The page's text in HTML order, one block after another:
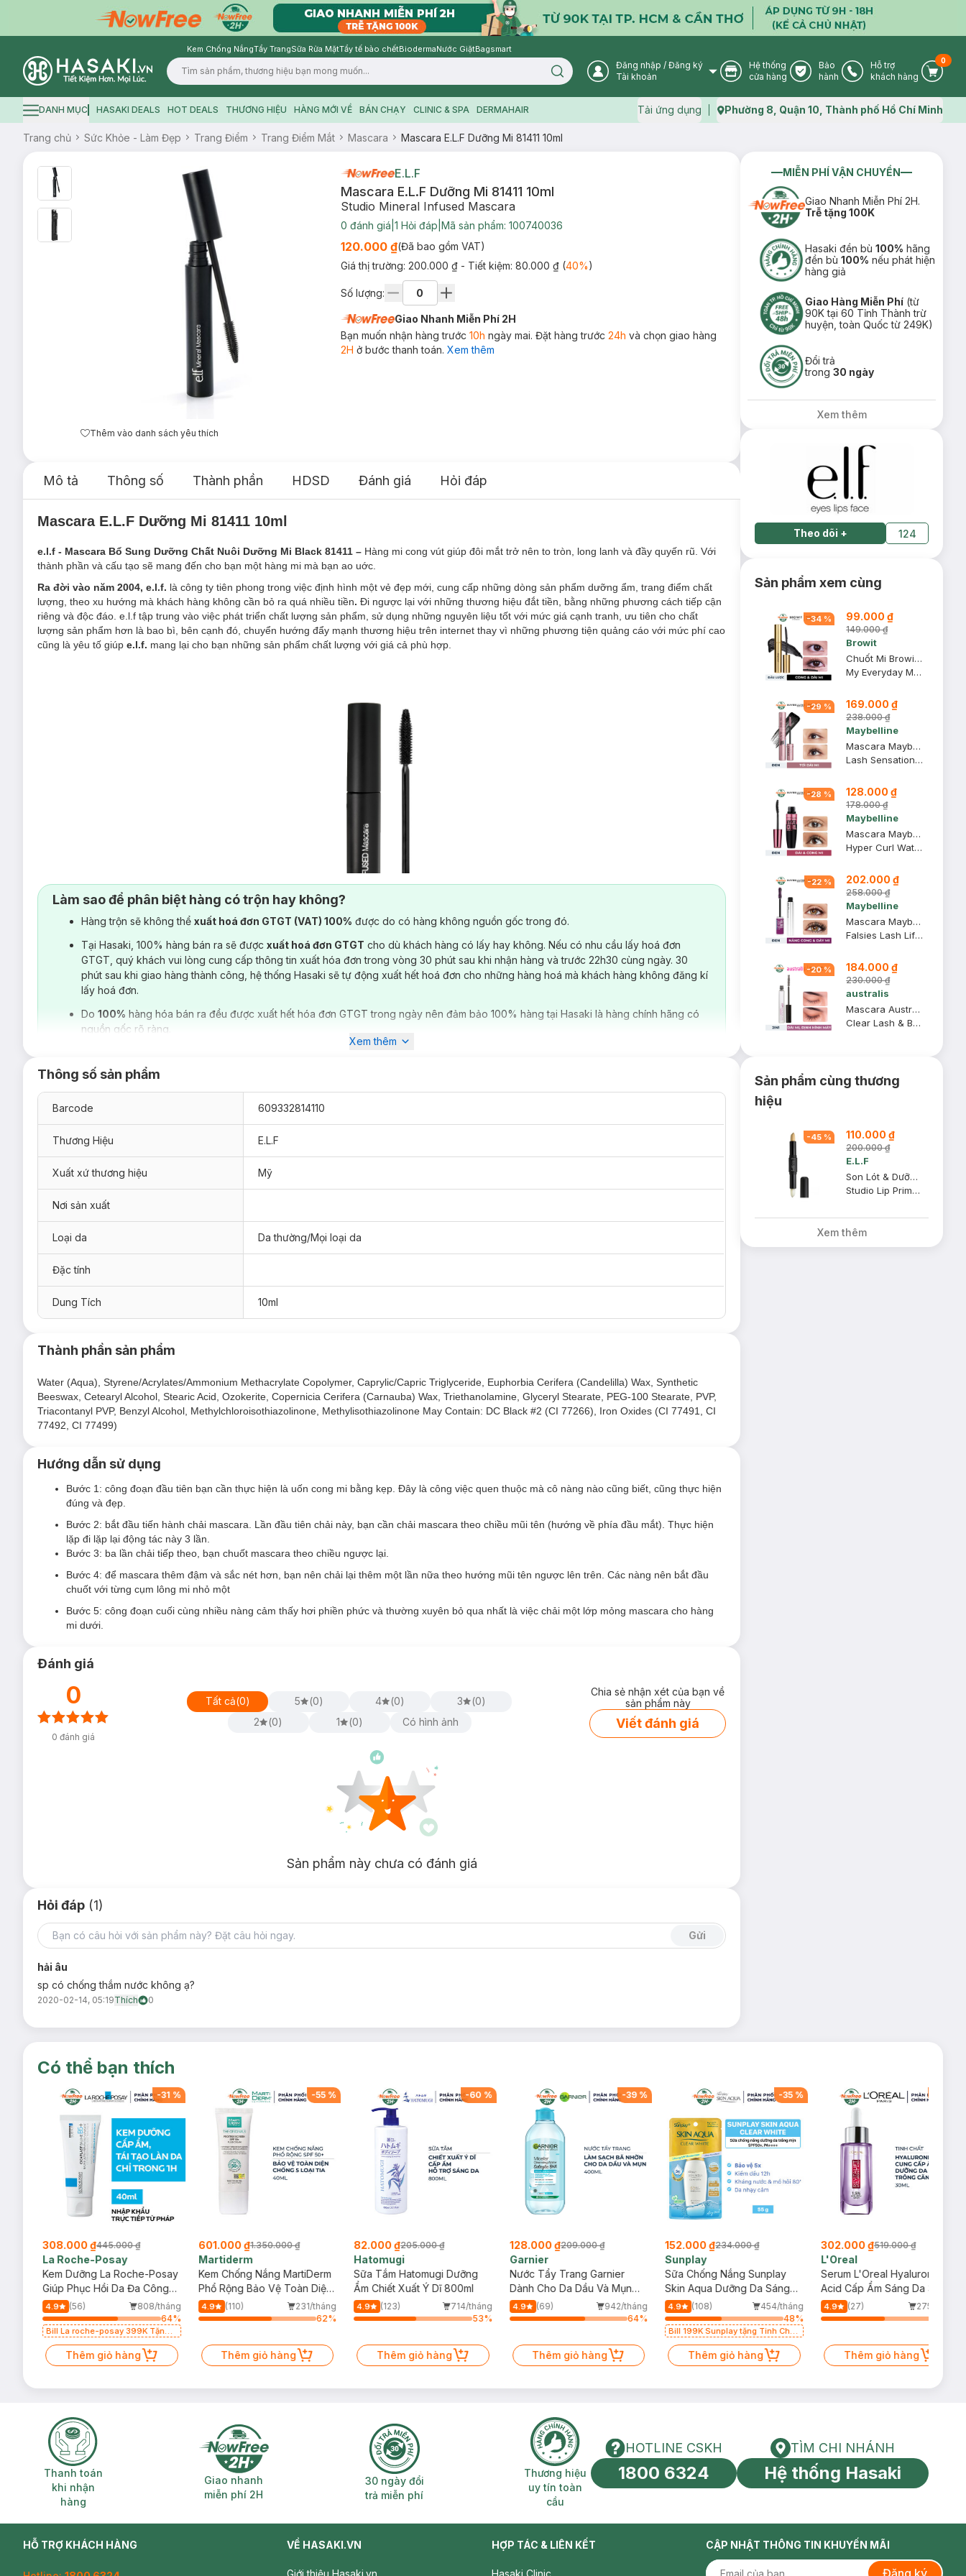
Kem Chống NắngTẩy TrangSữa Rửa MặtTẩy tế bào chếtBiodermaNước GiặtBagsmart
Logo
Search icon User Icon
Đăng nhập / Đăng ký
Tài khoản
Store Icon
Hệ thống
cửa hàng
Warranty Icon
Bảo
hành
Phone Icon
Hỗ trợ
khách hàng
Cart
0
Hamburger icon
DANH MỤC HASAKI DEALS HOT DEALS THƯƠNG HIỆU HÀNG MỚI VỀ BÁN CHẠY CLINIC & SPA DERMAHAIR Tải ứng dụng Map icon
Phường 8, Quận 10, Thành phố Hồ Chí Minh
Trang chủ Sức Khỏe - Làm Đẹp Trang Điểm Trang Điểm Mắt Mascara Mascara E.L.F Dưỡng Mi 81411 10ml
Thêm vào danh sách yêu thích
E.L.F
Mascara E.L.F Dưỡng Mi 81411 10ml
Studio Mineral Infused Mascara
0 đánh giá 1 Hỏi đáp Mã sản phẩm: 100740036
120.000 ₫(Đã bao gồm VAT)
Giá thị trường: 200.000 ₫ - Tiết kiệm: 80.000 ₫(40%)
Số lượng:
Giao Nhanh Miễn Phí 2H
Bạn muốn nhận hàng trước 10h ngày mai. Đặt hàng trước 24h và chọn giao hàng
2H ở bước thanh toán. Xem thêm
Mô tả Thông số Thành phần HDSD Đánh giá Hỏi đáp
Mascara E.L.F Dưỡng Mi 81411 10ml
e.l.f - Mascara Bổ Sung Dưỡng Chất Nuôi Dưỡng Mi Black 81411 – Hàng mi cong vút giúp đôi mắt trở nên to tròn, long lanh và đầy quyến rũ. Với
thành phần và cấu tạo sẽ mang đến cho bạn một hàng mi mà bạn ao uớc.
Ra đời vào năm 2004, e.l.f. là công ty tiên phong trong việc định hình một vẻ đẹp mới, cung cấp những dòng sản phẩm dưỡng ẩm, trang điểm chất
lượng, theo xu hướng mà khách hàng không cần bỏ ra quá nhiều tiền. Đi ngược lại với những thương hiệu đắt tiền, bằng những phương cách tiếp cận
riêng và độc đáo. e.l.f tập trung vào việc phát triển chất lượng sản phẩm, sử dụng những nguyên liệu tốt với mức giá cạnh tranh, ưu tiên cho chất
lượng sản phẩm hơn là bao bì, bên cạnh đó, chuyển hướng đẩy mạnh thương hiệu trên internet thay vì những phương tiện quảng cáo với mức phí cao
cũng là yêu tố giúp e.l.f. mang lại cho bạn những sản phẩm chất lượng với giá cả phù hợp.
Thông tin sản phẩm:
Mineral Infused Mascara của e.l.f. là 1 trong những sản phẩm mascara được yêu thích, đem đến hàng mi dày óng ả và khoẻ mạnh.
Công thức lâu phai, cọ chải bằng silicone độc đáo tạo nên hiệu ứng mi dầy hơn, đậm hơn không bị nhoè và vón cục, giúp mi vẫn đẹp tự nhiên
trong suốt cả ngày
Sản phẩm với lông chổi được làm bằng chất liệu cao cấp cùng thiết kế thông minh giúp chuốt đều từng sợi mi từ gốc đến ngọn. Chỉ sau một vài
thao tác, bạn nhanh chóng có được hàng mi cong dày quyến rũ.
Làm sao để phân biệt hàng có trộn hay không?
Hàng trộn sẽ không thể xuất hoá đơn GTGT (VAT) 100% được do có hàng không nguồn gốc trong đó.
Tại Hasaki, 100% hàng bán ra sẽ được xuất hoá đơn GTGT cho dù khách hàng có lấy hay không. Nếu có nhu cầu lấy hoá đơn
GTGT, quý khách vui lòng cung cấp thông tin xuất hóa đơn trong vòng 30 phút sau khi nhận hàng và trước 22h30 cùng ngày. 30
phút sau khi giao hàng thành công, hệ thống Hasaki sẽ tự động xuất hết hoá đơn cho những hàng hoá mà khách hàng không đăng kí
lấy hoá đơn.
Do 100% hàng hóa bán ra đều được xuất hết hóa đơn GTGT trong ngày nên đảm bảo 100% hàng tại Hasaki là hàng chính hãng có
nguồn gốc rõ ràng.
Xem thêm
Thông số sản phẩm
Barcode 609332814110
Thương Hiệu E.L.F
Xuất xứ thương hiệu Mỹ
Nơi sản xuất
Loại da Da thường/Mọi loại da
Đặc tính
Dung Tích 10ml
Thành phần sản phẩm
Water (Aqua), Styrene/Acrylates/Ammonium Methacrylate Copolymer, Caprylic/Capric Triglyceride, Euphorbia Cerifera (Candelilla) Wax, Synthetic
Beeswax, Cetearyl Alcohol, Stearic Acid, Ozokerite, Copernicia Cerifera (Carnauba) Wax, Triethanolamine, Glyceryl Stearate, PEG-100 Stearate, PVP,
Triacontanyl PVP, Benzyl Alcohol, Methylchloroisothiazolinone, Methylisothiazolinone May Contain: DC Black #2 (CI 77266), Iron Oxides (CI 77491, CI
77492, CI 77499)
Hướng dẫn sử dụng
Bước 1: công đoạn đầu tiên bạn cần thực hiện là uốn cong mi bằng kẹp. Đây là công việc quen thuộc mà cô nàng nào cũng biết, cũng thực hiện
đúng và đẹp.
Bước 2: bắt đầu tiến hành chải mascara. Lần đầu tiên chải này, bạn cần chải mascara theo chiều mũi tên (hướng về phía đầu mắt). Thực hiện
lặp đi lặp lại động tác này 3 lần.
Bước 3: ba lần chải tiếp theo, bạn chuốt mascara theo chiều ngược lại.
Bước 4: để mascara thêm đậm và sắc nét hơn, bạn nên chải lại thêm một lần nữa theo hướng mũi tên ngược lên trên. Các nàng nên bắt đầu
chuốt với từng cụm lông mi nhỏ một
Bước 5: công đoạn cuối cùng nhiều nàng cảm thấy hơi phiền phức và thường xuyên bỏ qua nhất là việc chải một lớp mỏng mascara cho hàng
mi dưới.
Đánh giá
0
0 đánh giá
Tất cả(0) 5 (0) 4 (0) 3 (0)
2
(0) 1 (0) Có hình ảnh
Chia sẻ nhận xét của bạn về
sản phẩm này
Viết đánh giá
Sản phẩm này chưa có đánh giá
Hỏi đáp (1)
Gửi
hải âu
sp có chống thắm nước không ạ?
2020-02-14, 05:19Thích 0
MIỄN PHÍ VẬN CHUYỂN
Giao Nhanh Miễn Phí 2H.
Trễ tặng 100K
Hasaki đền bù100% hãng
đền bù100% nếu phát hiện
hàng giả
Giao Hàng Miễn Phí (từ
90K tại 60 Tỉnh Thành trừ
huyện, toàn Quốc từ 249K)
Đổi trả
trong30 ngày
Xem thêm
Theo dõi + 124
Sản phẩm xem cùng
-34 % 99.000 ₫
149.000 ₫
Browit
Chuốt Mi Browit Kéo Dài Và Cong Mi Dạng Đầu Lược 5.5g
My Everyday Mascara #Endless Night
-29 % 169.000 ₫
238.000 ₫
Maybelline
Mascara Maybelline Tơi Dài Mi Không Giới Hạn 6ml (Mới)
Lash Sensational Sky High Waterproof Mascara Makeup
-28 % 128.000 ₫
178.000 ₫
Maybelline
Mascara Maybelline Dài Mi và Cong Mi, Chuốt Mi Đen 9.2ml
Hyper Curl Waterproof Mascara
-22 % 202.000 ₫
258.000 ₫
Maybelline
Mascara Maybelline Uốn Mi, Nâng Mi và Làm Dày Mi 8.6ml
Falsies Lash Lift Mascara
-20% 184.000 ₫
230.000 ₫
australis
Mascara Australis Trong Suốt Dài Mi & Định Hình Chân Mày 8ml
Clear Lash & Brow Extender
Sản phẩm cùng thương
hiệu
-45 % 110.000 ₫
200.000 ₫
E.L.F
Son Lót & Dưỡng Môi Căng Mọng
Studio Lip Primer & Plumper
Xem thêm
Có thể bạn thích
-31 %
308.000 ₫445.000 ₫
La Roche-Posay
Kem Dưỡng La Roche-Posay
Giúp Phục Hồi Da Đa Công
Dụng 40ml
4.9 (56)
808/tháng
64%
Bill La roche-posay 399K Tặng
Gel rửa mặt da dầu nhạy cảm
50ml (SL có hạn)
Thêm giỏ hàng
-55 %
601.000 ₫1.350.000 ₫
Martiderm
Kem Chống Nắng MartiDerm
Phổ Rộng Bảo Vệ Toàn Diện
40ml
4.9 (110)
231/tháng
62%
Thêm giỏ hàng
-60%
82.000 ₫205.000 ₫
Hatomugi
Sữa Tắm Hatomugi Dưỡng
Ẩm Chiết Xuất Ý Dĩ 800ml
4.9 (123)
714/tháng
53%
Thêm giỏ hàng
-39 %
128.000 ₫209.000 ₫
Garnier
Nước Tẩy Trang Garnier
Dành Cho Da Dầu Và Mụn
400ml (Mới)
4.9 (69)
942/tháng
64%
Thêm giỏ hàng
-35%
152.000 ₫234.000 ₫
Sunplay
Sữa Chống Nắng Sunplay
Skin Aqua Dưỡng Da Sáng
Mịn 55g
4.9 (108)
454/tháng
48%
Bill 199K Sunplay tặng Tinh Chất
Chống Nắng 7g trị giá 30K (SL có
hạn)
Thêm giỏ hàng
302.000 ₫519.000 ₫
L'Oreal
Serum L'Oreal Hyaluronic
Acid Cấp Ẩm Sáng Da 30ml
4.9 (27)
275/tháng
Thêm giỏ hàng
Thanh toán khi nhận hàng
Thanh toán
khi nhận
hàng
Giao nhanh miễn phí 2H
Giao nhanh
miễn phí 2H
30 ngày đổi trả miễn phí
30 ngày đổi
trả miễn phí
Thương hiệu uy tín toàn cầu
Thương hiệu
uy tín toàn
cầu
HOTLINE CSKH
HOTLINE CSKH
1800 6324
Tìm chi nhánh
TÌM CHI NHÁNH
Hệ thống Hasaki
HỖ TRỢ KHÁCH HÀNG VỀ HASAKI.VN HỢP TÁC & LIÊN KẾT CẬP NHẬT THÔNG TIN KHUYẾN MÃI